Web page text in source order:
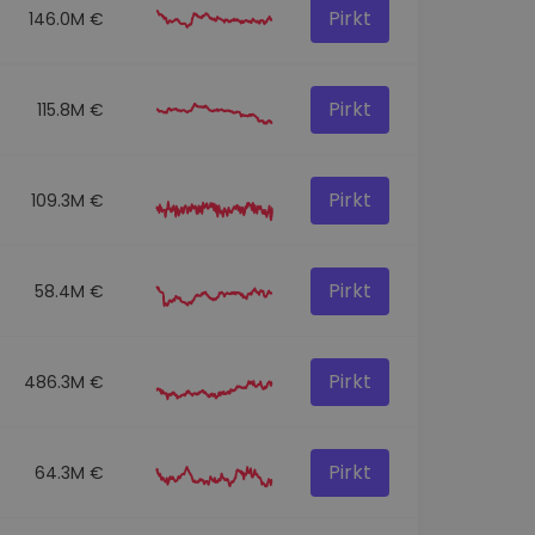
146.0M € Pirkt
115.8M € Pirkt
109.3M € Pirkt
58.4M € Pirkt
486.3M € Pirkt
64.3M € Pirkt